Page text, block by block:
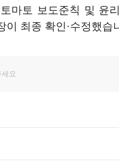
마토 보도준칙 및 윤
이 최종 확인·수정했습